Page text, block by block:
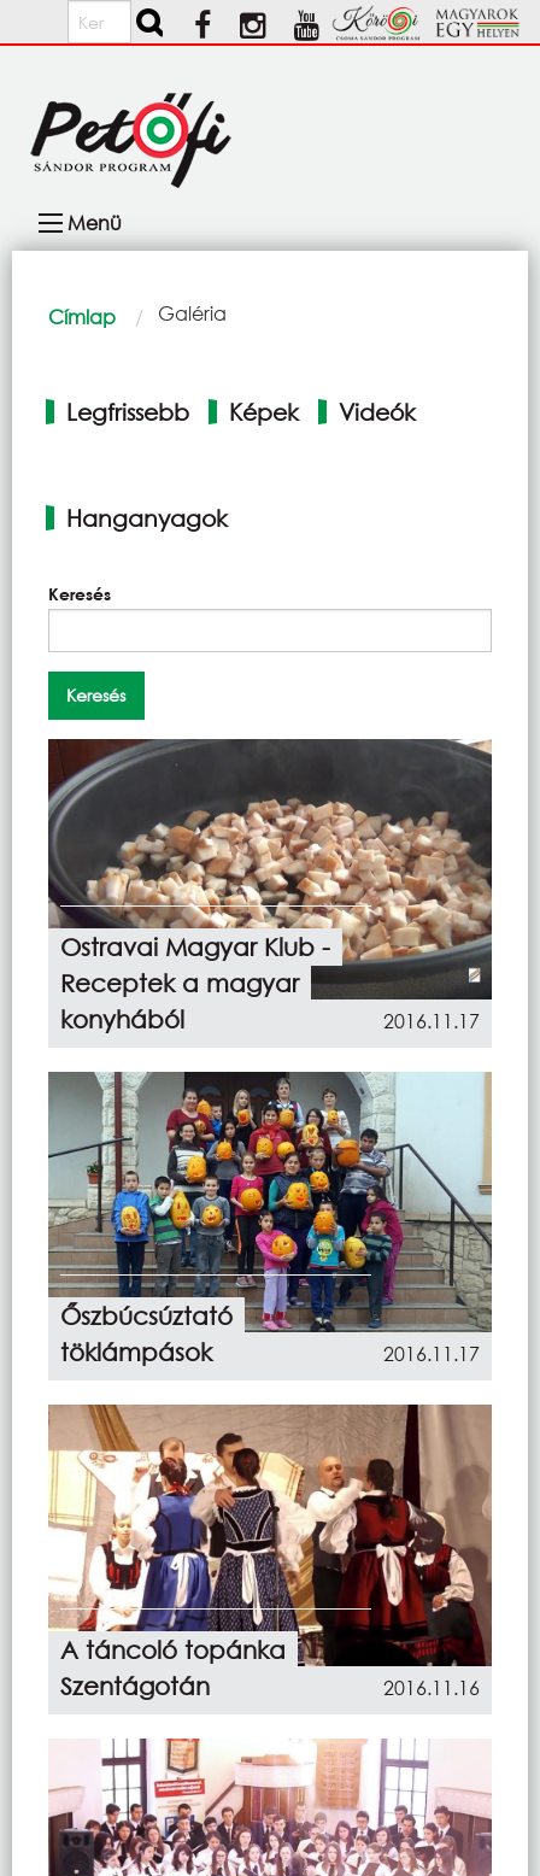
Ugrás a tartalomra
Keresés
navigáció
Menü
Morzsa
Címlap Current:
Galéria
fülek
Legfrissebb Képek Videók
Hanganyagok
Keresés
Ostravai Magyar Klub -
Receptek a magyar
konyhából
2016.11.17
Őszbúcsúztató
töklámpások
2016.11.17
A táncoló topánka
Szentágotán
2016.11.16